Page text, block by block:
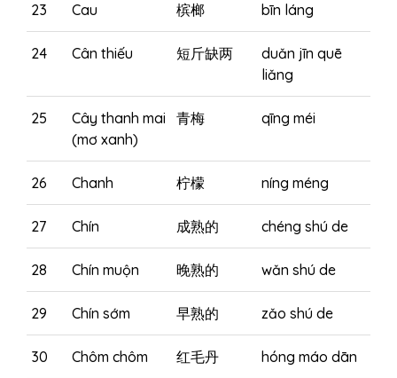
23 Cau 槟榔 bīn láng
24 Cân thiếu 短斤缺两
duǎn jīn quē
liǎng
25
Cây thanh mai
(mơ xanh)
青梅 qīng méi
26 Chanh 柠檬 níng méng
27 Chín 成熟的 chéng shú de
28 Chín muộn 晚熟的 wǎn shú de
29 Chín sớm 早熟的 zǎo shú de
30 Chôm chôm 红毛丹 hóng máo dān